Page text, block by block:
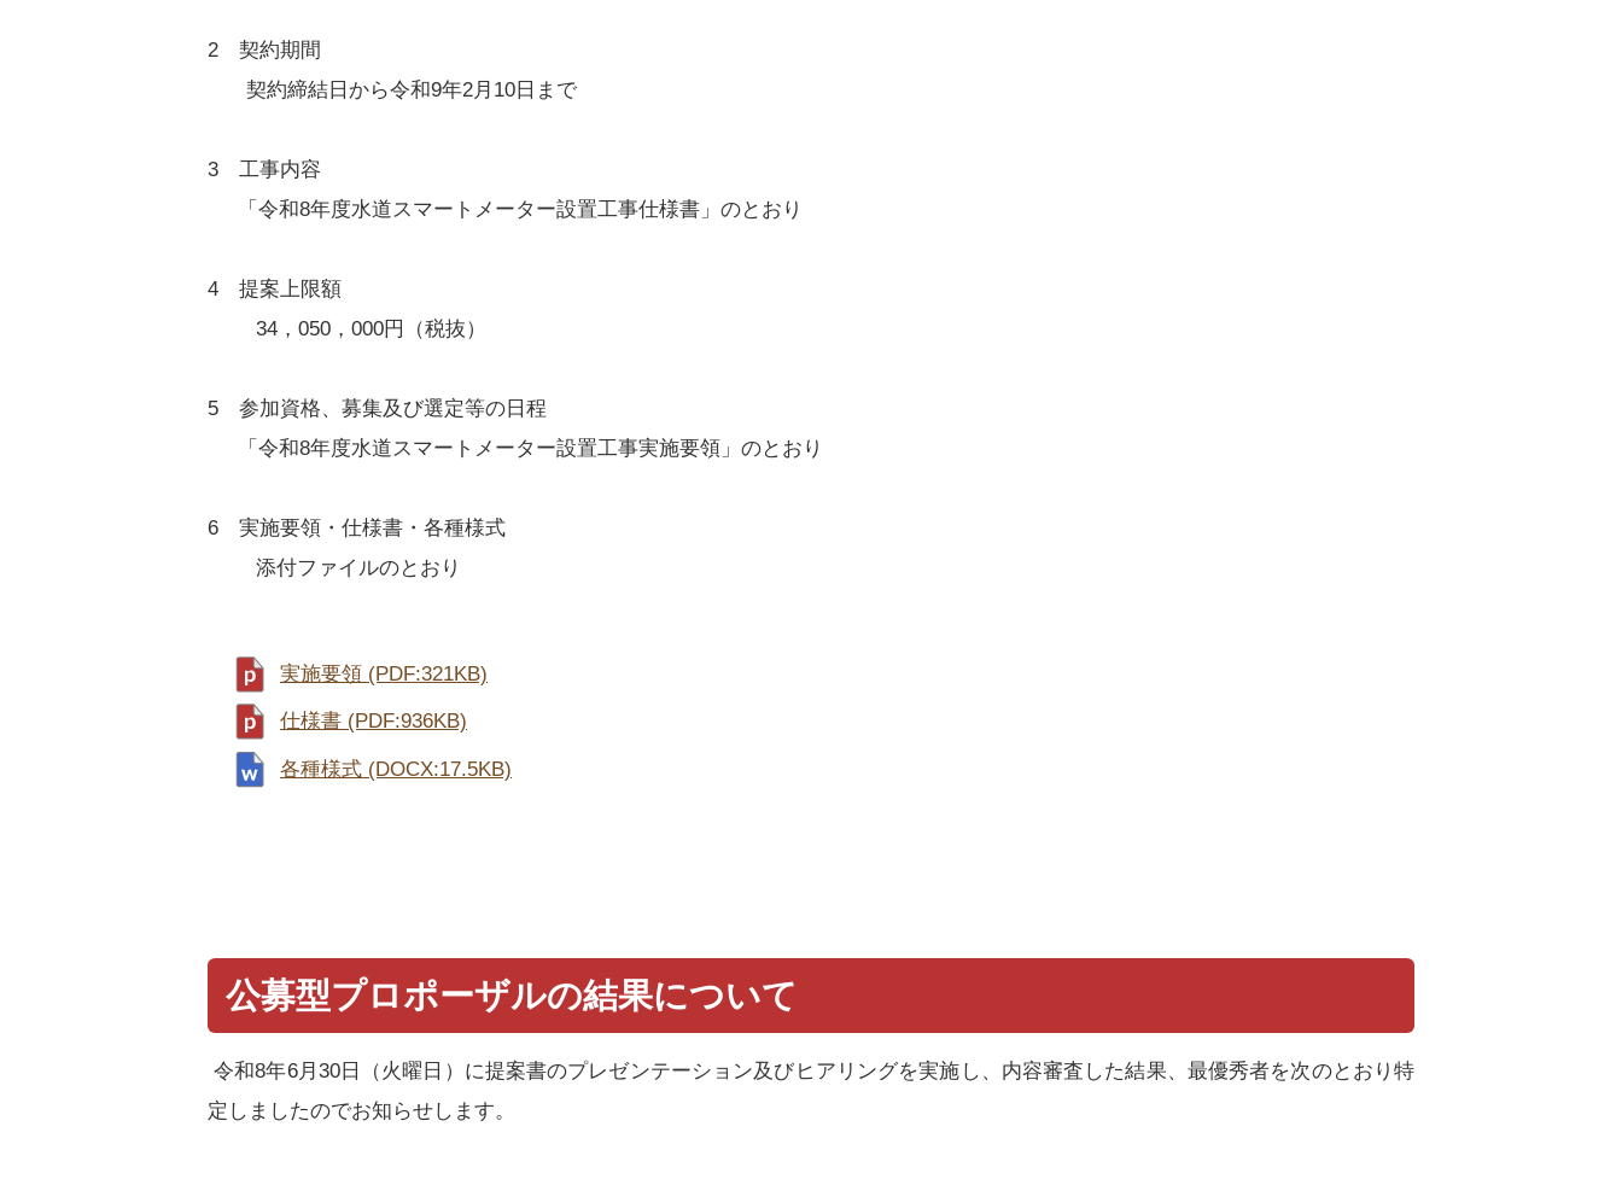
2 契約期間
契約締結日から令和9年2月10日まで
3 工事内容
「令和8年度水道スマートメーター設置工事仕様書」のとおり
4 提案上限額
34，050，000円（税抜）
5 参加資格、募集及び選定等の日程
「令和8年度水道スマートメーター設置工事実施要領」のとおり
6 実施要領・仕様書・各種様式
添付ファイルのとおり
実施要領 (PDF:321KB)
仕様書 (PDF:936KB)
各種様式 (DOCX:17.5KB)
公募型プロポーザルの結果について
令和8年6月30日（火曜日）に提案書のプレゼンテーション及びヒアリングを実施し、内容審査した結果、最優秀者を次のとおり特
定しましたのでお知らせします。